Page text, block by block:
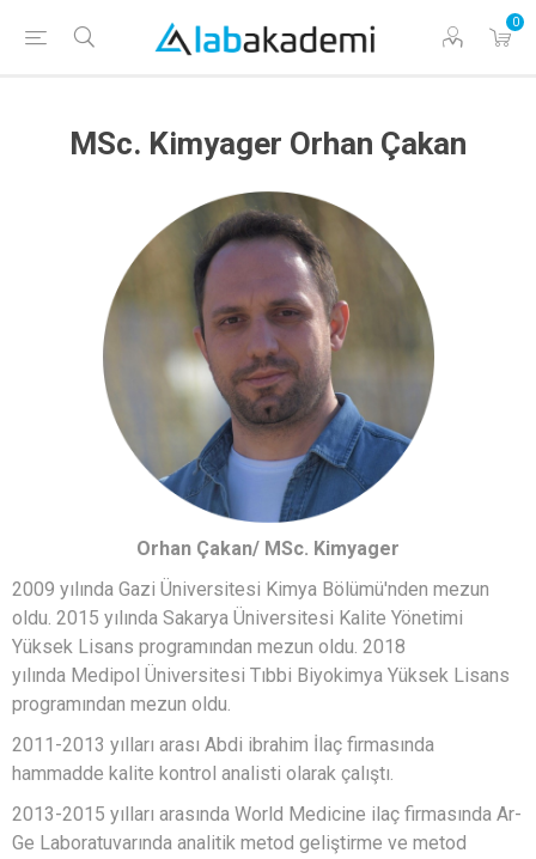
0
MSc. Kimyager Orhan Çakan
Orhan Çakan/ MSc. Kimyager
2009 yılında Gazi Üniversitesi Kimya Bölümü'nden mezun
oldu. 2015 yılında Sakarya Üniversitesi Kalite Yönetimi
Yüksek Lisans programından mezun oldu. 2018
yılında Medipol Üniversitesi Tıbbi Biyokimya Yüksek Lisans
programından mezun oldu.
2011-2013 yılları arası Abdi ibrahim İlaç firmasında
hammadde kalite kontrol analisti olarak çalıştı.
2013-2015 yılları arasında World Medicine ilaç firmasında Ar-
Ge Laboratuvarında analitik metod geliştirme ve metod